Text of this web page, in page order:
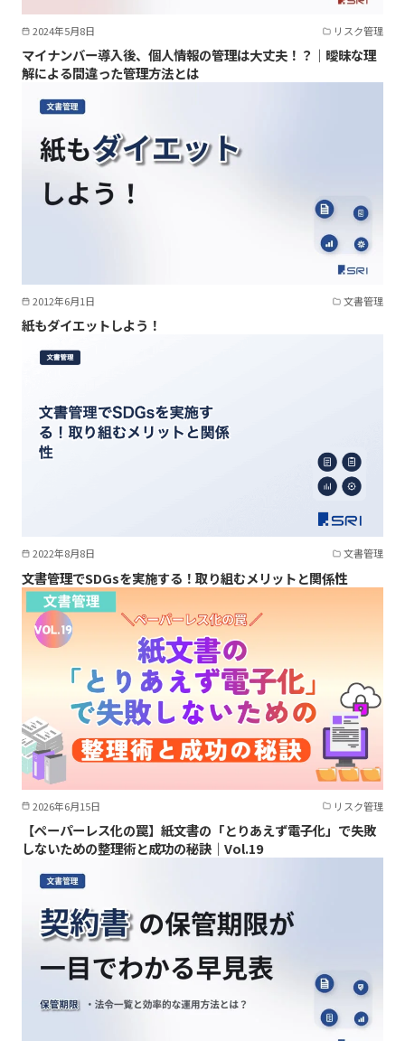
2024年5月8日 リスク管理
マイナンバー導入後、個人情報の管理は大丈夫！？｜曖昧な理
解による間違った管理方法とは
2012年6月1日 文書管理
紙もダイエットしよう！
2022年8月8日 文書管理
文書管理でSDGsを実施する！取り組むメリットと関係性
2026年6月15日 リスク管理
【ペーパーレス化の罠】紙文書の「とりあえず電子化」で失敗
しないための整理術と成功の秘訣｜Vol.19